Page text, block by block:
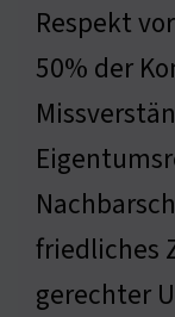
Respekt
50% der
friedliches
gerechter